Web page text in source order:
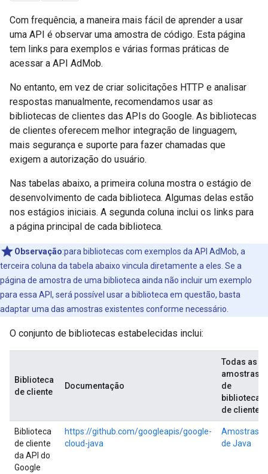
Com frequência, a maneira mais fácil de aprender a usar
uma API é observar uma amostra de código. Esta página
tem links para exemplos e várias formas práticas de
acessar a API AdMob.
No entanto, em vez de criar solicitações HTTP e analisar
respostas manualmente, recomendamos usar as
bibliotecas de clientes das APIs do Google. As bibliotecas
de clientes oferecem melhor integração de linguagem,
mais segurança e suporte para fazer chamadas que
exigem a autorização do usuário.
Nas tabelas abaixo, a primeira coluna mostra o estágio de
desenvolvimento de cada biblioteca. Algumas delas estão
nos estágios iniciais. A segunda coluna inclui os links para
a página principal de cada biblioteca.
Observação:para bibliotecas com exemplos da API AdMob, a
terceira coluna da tabela abaixo vincula diretamente a eles. Se a
página de amostra de uma biblioteca ainda não incluir um exemplo
para essa API, será possível usar a biblioteca em questão, basta
adaptar uma das amostras existentes conforme necessário.
O conjunto de bibliotecas estabelecidas inclui:
Biblioteca
de cliente
Documentação
Todas as
amostras
de
bibliotecas
de clientes
Biblioteca
de cliente
da API do
Google
https://github.com/googleapis/google-
cloud-java
Amostras
de Java